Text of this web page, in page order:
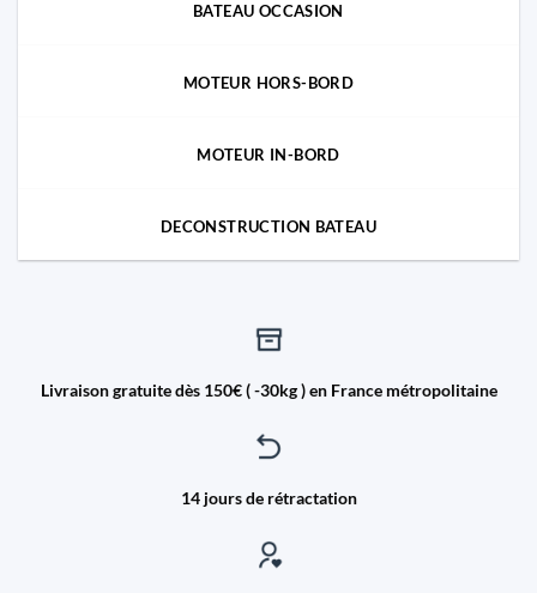
BATEAU OCCASION
MOTEUR HORS-BORD
MOTEUR IN-BORD
DECONSTRUCTION BATEAU
Livraison gratuite dès 150€ ( -30kg ) en France métropolitaine
14 jours de rétractation